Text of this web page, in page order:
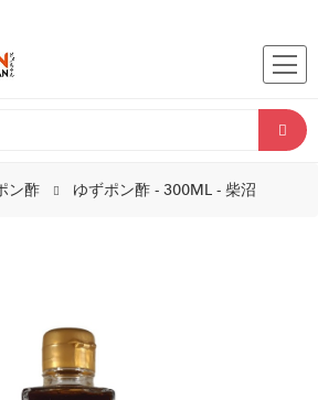
ン酢 ゆずポン酢 - 300ML - 柴沼